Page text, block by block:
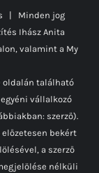
| Minden jog
Ihász Anita
valamint a My
oldalán található
vállalkozó
szerző).
előzetesen bekért
a szerző
nélküli